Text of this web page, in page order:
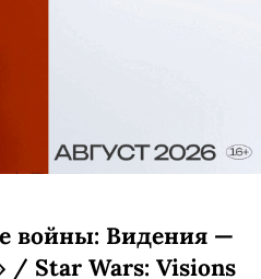
войны: Видения —
Star Wars: Visions